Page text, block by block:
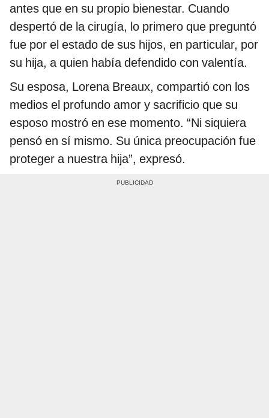
antes que en su propio bienestar. Cuando
despertó de la cirugía, lo primero que preguntó
fue por el estado de sus hijos, en particular, por
su hija, a quien había defendido con valentía.
Su esposa, Lorena Breaux, compartió con los
medios el profundo amor y sacrificio que su
esposo mostró en ese momento. “Ni siquiera
pensó en sí mismo. Su única preocupación fue
proteger a nuestra hija”, expresó.